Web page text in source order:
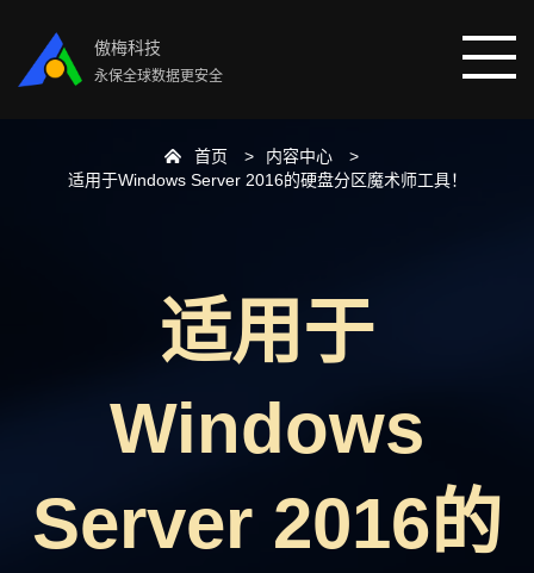
傲梅科技
永保全球数据更安全
支持
首页
内容中心
适用于Windows Server 2016的硬盘分区魔术师工具！
适用于
Windows
Server 2016的